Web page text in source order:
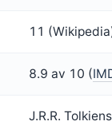
11
8.9 av 10 (
J.R.R.